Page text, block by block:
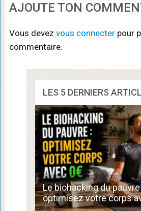
AJOUTE TON
Vous devez vous connecterpour
commentaire.
LES 5 DERNIERS
Le biohacking du pauvre
optimisez votre corps